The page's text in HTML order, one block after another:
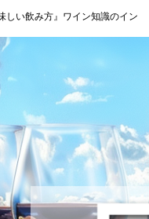
しい飲み方』ワイン知識のイン